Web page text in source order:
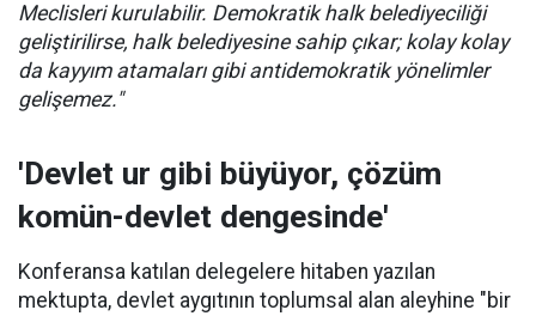
Meclisleri kurulabilir. Demokratik halk belediyeciliği
geliştirilirse, halk belediyesine sahip çıkar; kolay kolay
da kayyım atamaları gibi antidemokratik yönelimler
gelişemez."
'Devlet ur gibi büyüyor, çözüm
komün-devlet dengesinde'
Konferansa katılan delegelere hitaben yazılan
mektupta, devlet aygıtının toplumsal alan aleyhine "bir